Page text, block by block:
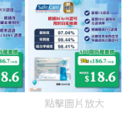
點擊圖片放大